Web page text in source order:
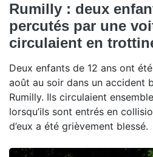
Rumilly : deux
percutés par une
circulaient en
Deux enfants de 12 ans ont
août au soir dans un accident
Rumilly. Ils circulaient
lorsqu’ils sont entrés en
d’eux a été grièvement blessé.